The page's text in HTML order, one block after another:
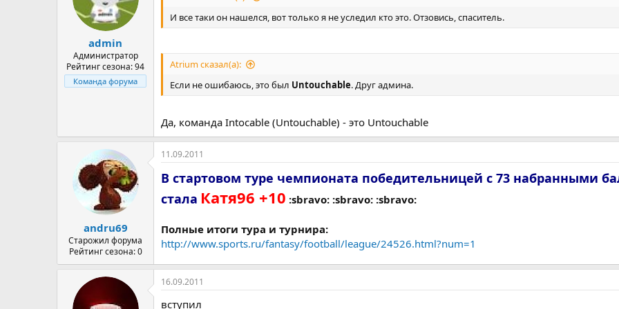
admin
Администратор
Рейтинг сезона: 94
Команда форума
И все таки он нашелся, вот только я не уследил кто это. Отзовись, спаситель.
Atrium сказал(а):
Если не ошибаюсь, это был Untouchable. Друг админа.
Да, команда Intocable (Untouchable) - это Untouchable
andru69
Старожил форума
Рейтинг сезона: 0
11.09.2011
В стартовом туре чемпионата победительницей с 73 набранными
стала Катя96 +10 :sbravo: :sbravo: :sbravo:
Полные итоги тура и турнира:
http://www.sports.ru/fantasy/football/league/24526.html?num=1
16.09.2011
вступил